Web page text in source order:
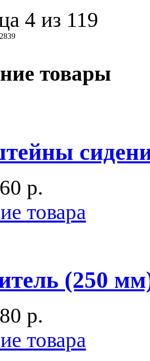
4 из 119
товары
p.
товара
(250
p.
товара